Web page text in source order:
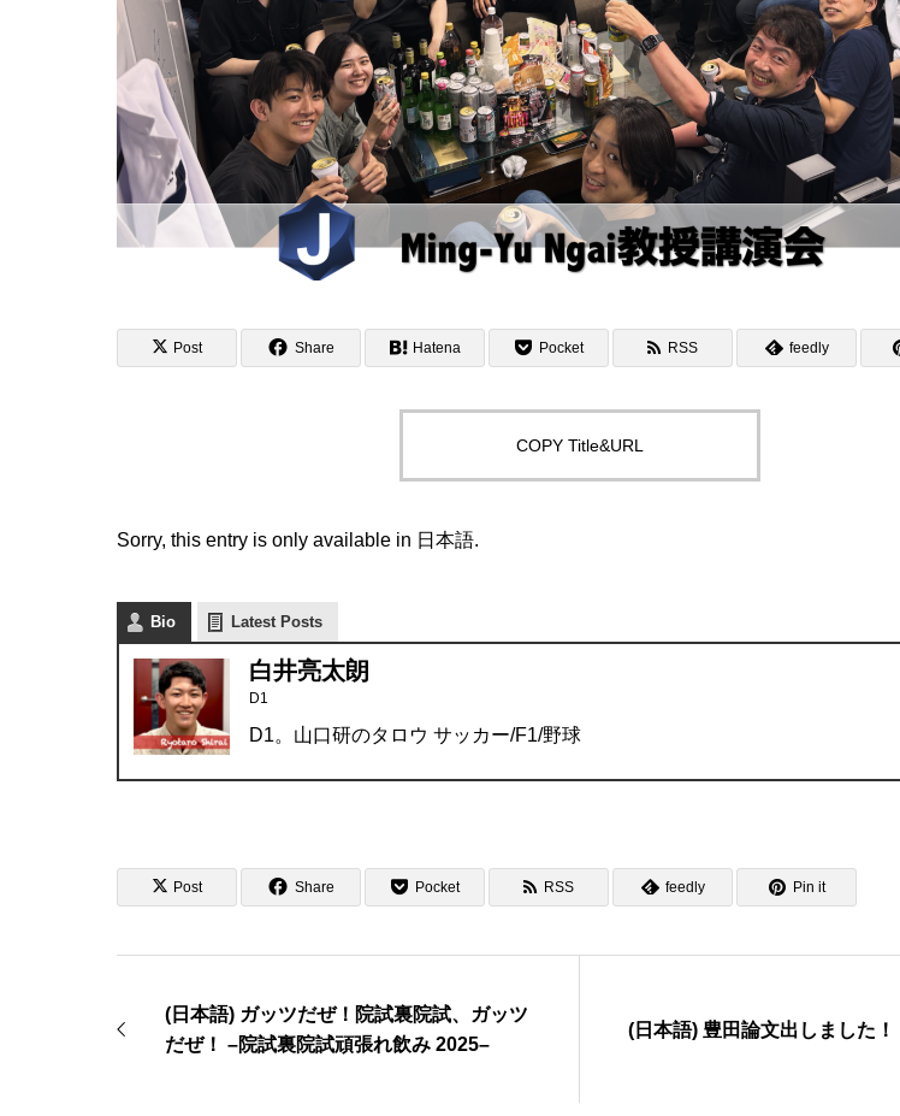
Post Share Hatena Pocket RSS feedly
COPY Title&URL
Sorry, this entry is only available in 日本語.
Bio Latest Posts
白井亮太朗
D1
D1。山口研のタロウ サッカー/F1/野球
Post Share Pocket RSS feedly Pin it
(日本語) ガッツだぜ！院試裏院試、ガッツ
だぜ！ –院試裏院試頑張れ飲み 2025–
(日本語) 豊田論文出しました！